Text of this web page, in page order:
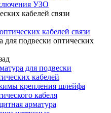
УЗО
кабелей связи
кабелей связи
для подвески оптических
для подвески
кабелей
крепления шлейфа
кабеля
арматура